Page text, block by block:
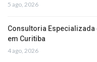
5 ago, 2026
Consultoria Especializada
em Curitiba
4 ago, 2026